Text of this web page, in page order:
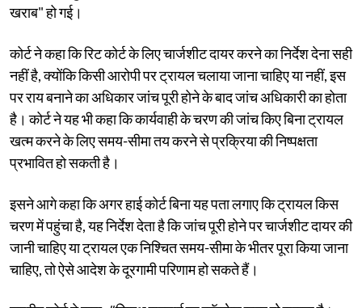
खराब" हो गई।
कोर्ट ने कहा कि रिट कोर्ट के लिए चार्जशीट दायर करने का निर्देश देना सही
नहीं है, क्योंकि किसी आरोपी पर ट्रायल चलाया जाना चाहिए या नहीं, इस
पर राय बनाने का अधिकार जांच पूरी होने के बाद जांच अधिकारी का होता
है। कोर्ट ने यह भी कहा कि कार्यवाही के चरण की जांच किए बिना ट्रायल
खत्म करने के लिए समय-सीमा तय करने से प्रक्रिया की निष्पक्षता
प्रभावित हो सकती है।
इसने आगे कहा कि अगर हाई कोर्ट बिना यह पता लगाए कि ट्रायल किस
चरण में पहुंचा है, यह निर्देश देता है कि जांच पूरी होने पर चार्जशीट दायर की
जानी चाहिए या ट्रायल एक निश्चित समय-सीमा के भीतर पूरा किया जाना
चाहिए, तो ऐसे आदेश के दूरगामी परिणाम हो सकते हैं।